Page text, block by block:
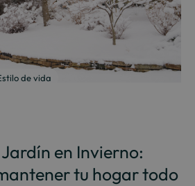
de vida
en Invierno:
tu hogar todo